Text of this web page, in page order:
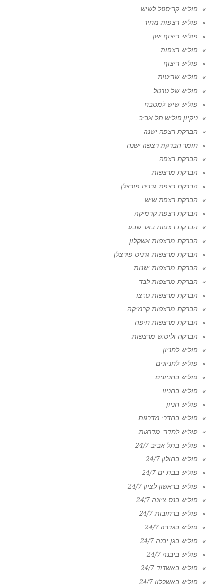
פוליש קריסטל לשיש
פוליש רצפות מחיר
פוליש ריצוף ישן
פוליש רצפות
פוליש ריצוף
פוליש שריטות
פוליש של טרטל
פוליש שיש למטבח
ניקיון פוליש תל אביב
הברקת רצפה ישנה
חומר הברקת רצפה ישנה
הברקת רצפה
הברקת מרצפות
הברקת רצפת גרניט פורצלן
הברקת רצפת שיש
הברקת רצפת קרמיקה
הברקת רצפות באר שבע
הברקת מרצפות אשקלון
הברקת מרצפות גרניט פורצלן
הברקת מרצפות ישנות
הברקת מרצפות לבד
הברקת מרצפות טרצו
הברקת מרצפות קרמיקה
הברקת מרצפות חיפה
הברקה וליטוש מרצפות
פוליש לחניון
פוליש לחניונים
פוליש בחניונים
פוליש בחניון
פוליש חניון
פוליש בחדרי מדרגות
פוליש לחדרי מדרגות
פוליש בתל אביב 24/7
פוליש בחולון 24/7
פוליש בבת ים 24/7
פוליש בראשון לציון 24/7
פוליש בנס ציונה 24/7
פוליש ברחובות 24/7
פוליש בגדרה 24/7
פוליש בגן יבנה 24/7
פוליש ביבנה 24/7
פוליש באשדוד 24/7
פוליש באשקלון 24/7